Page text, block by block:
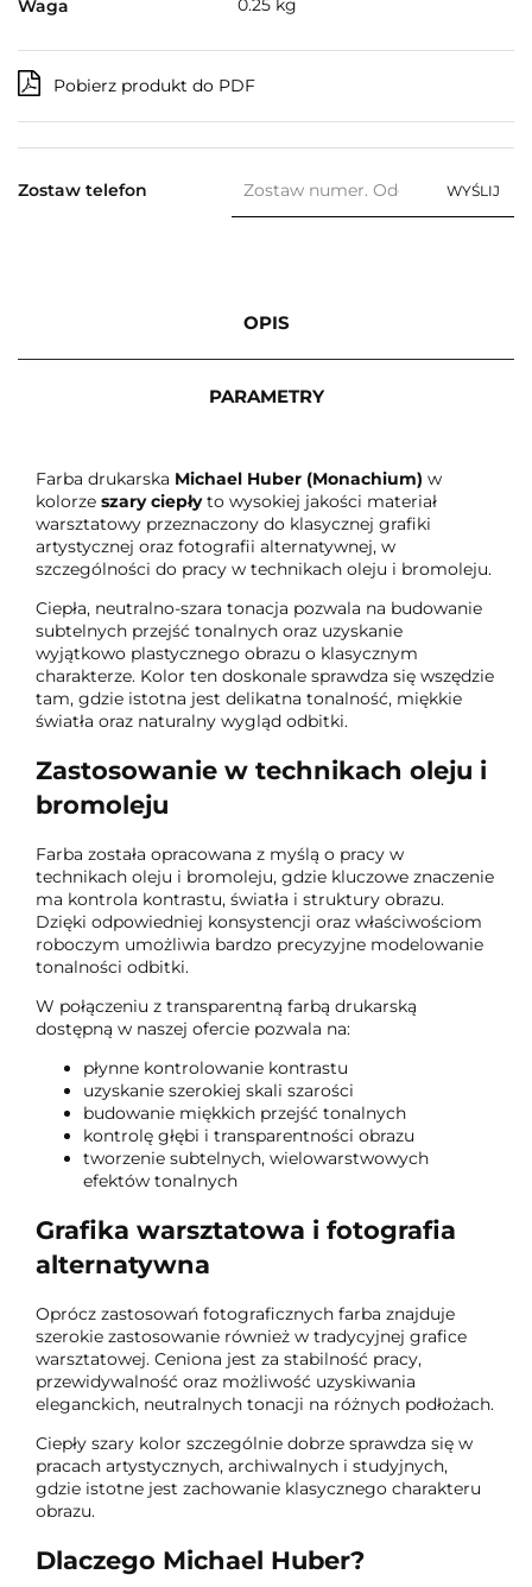
Waga 0.25 kg
Pobierz produkt do PDF
Zostaw telefon WYŚLIJ
OPIS
PARAMETRY
Farba drukarska Michael Huber (Monachium) w
kolorze szary ciepłyto wysokiej jakości materiał
warsztatowy przeznaczony do klasycznej grafiki
artystycznej oraz fotografii alternatywnej, w
szczególności do pracy w technikach oleju i bromoleju.
Ciepła, neutralno-szara tonacja pozwala na budowanie
subtelnych przejść tonalnych oraz uzyskanie
wyjątkowo plastycznego obrazu o klasycznym
charakterze. Kolor ten doskonale sprawdza się wszędzie
tam, gdzie istotna jest delikatna tonalność, miękkie
światła oraz naturalny wygląd odbitki.
Zastosowanie w technikach oleju i
bromoleju
Farba została opracowana z myślą o pracy w
technikach oleju i bromoleju, gdzie kluczowe znaczenie
ma kontrola kontrastu, światła i struktury obrazu.
Dzięki odpowiedniej konsystencji oraz właściwościom
roboczym umożliwia bardzo precyzyjne modelowanie
tonalności odbitki.
W połączeniu z transparentną farbą drukarską
dostępną w naszej ofercie pozwala na:
płynne kontrolowanie kontrastu
uzyskanie szerokiej skali szarości
budowanie miękkich przejść tonalnych
kontrolę głębi i transparentności obrazu
tworzenie subtelnych, wielowarstwowych
efektów tonalnych
Grafika warsztatowa i fotografia
alternatywna
Oprócz zastosowań fotograficznych farba znajduje
szerokie zastosowanie również w tradycyjnej grafice
warsztatowej. Ceniona jest za stabilność pracy,
przewidywalność oraz możliwość uzyskiwania
eleganckich, neutralnych tonacji na różnych podłożach.
Ciepły szary kolor szczególnie dobrze sprawdza się w
pracach artystycznych, archiwalnych i studyjnych,
gdzie istotne jest zachowanie klasycznego charakteru
obrazu.
Dlaczego Michael Huber?